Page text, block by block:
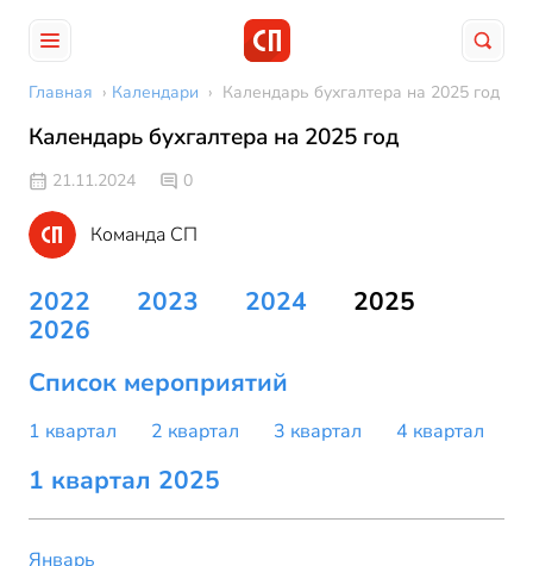
Главная › Календари › Календарь бухгалтера на 2025 год
Календарь бухгалтера на 2025 год
21.11.2024 0
Команда СП
2022 2023 2024
2025
2026
Список мероприятий
1 квартал 2 квартал 3 квартал 4 квартал
1 квартал 2025
Январь